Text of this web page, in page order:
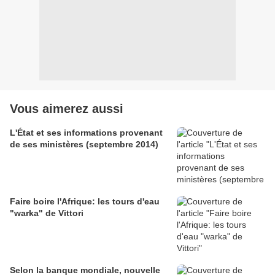
Vous aimerez aussi
L'État et ses informations provenant
de ses ministères (septembre 2014)
Faire boire l'Afrique: les tours d'eau
"warka" de Vittori
Selon la banque mondiale, nouvelle